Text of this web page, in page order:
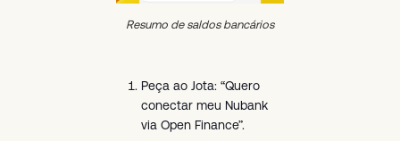
Resumo de saldos bancários
Peça ao Jota: “Quero
conectar meu Nubank
via Open Finance”.